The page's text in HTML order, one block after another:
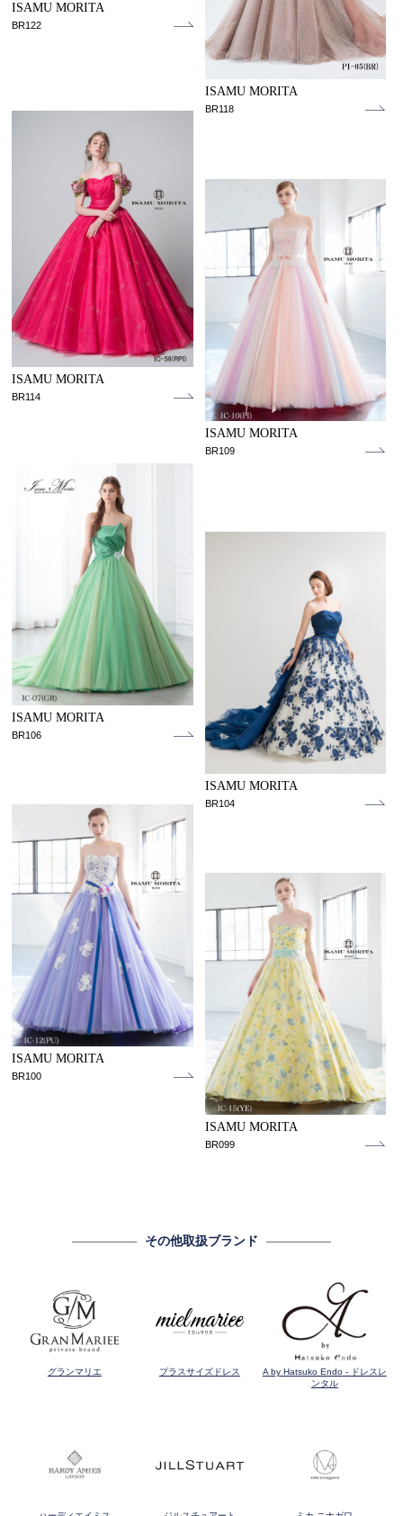
ISAMU MORITA
BR122
ISAMU MORITA
BR118
ISAMU MORITA
BR114
ISAMU MORITA
BR109
ISAMU MORITA
BR106
ISAMU MORITA
BR104
ISAMU MORITA
BR100
ISAMU MORITA
BR099
その他取扱ブランド
グランマリエ プラスサイズドレス
A by Hatsuko Endo - ドレスレ
ンタル